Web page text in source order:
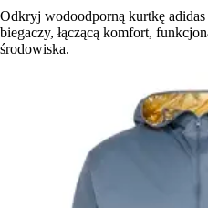
Odkryj wodoodporną kurtkę
biegaczy, łączącą komfort,
środowiska.